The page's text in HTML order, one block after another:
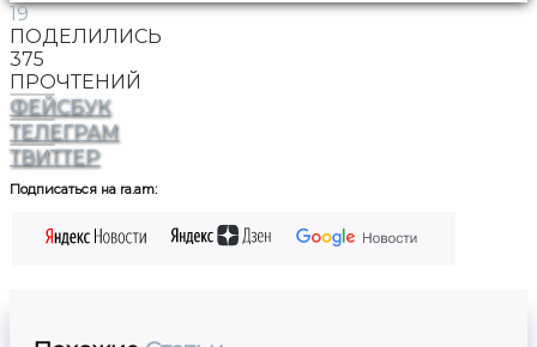
19
ПОДЕЛИЛИСЬ
375
ПРОЧТЕНИЙ
ФЕЙСБУК
ТЕЛЕГРАМ
ТВИТТЕР
Подписаться на ra.am: